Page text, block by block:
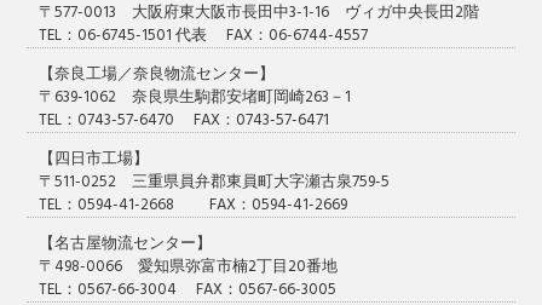
〒577-0013 大阪府東大阪市長田中3-1-16 ヴィガ中央長田2階
TEL：06-6745-1501 代表 FAX：06-6744-4557
【奈良工場／奈良物流センター】
〒639-1062 奈良県生駒郡安堵町岡崎263－1
TEL：0743-57-6470 FAX：0743-57-6471
【四日市工場】
〒511-0252 三重県員弁郡東員町大字瀬古泉759-5
TEL：0594-41-2668 FAX：0594-41-2669
【名古屋物流センター】
〒498-0066 愛知県弥富市楠2丁目20番地
TEL：0567-66-3004 FAX：0567-66-3005